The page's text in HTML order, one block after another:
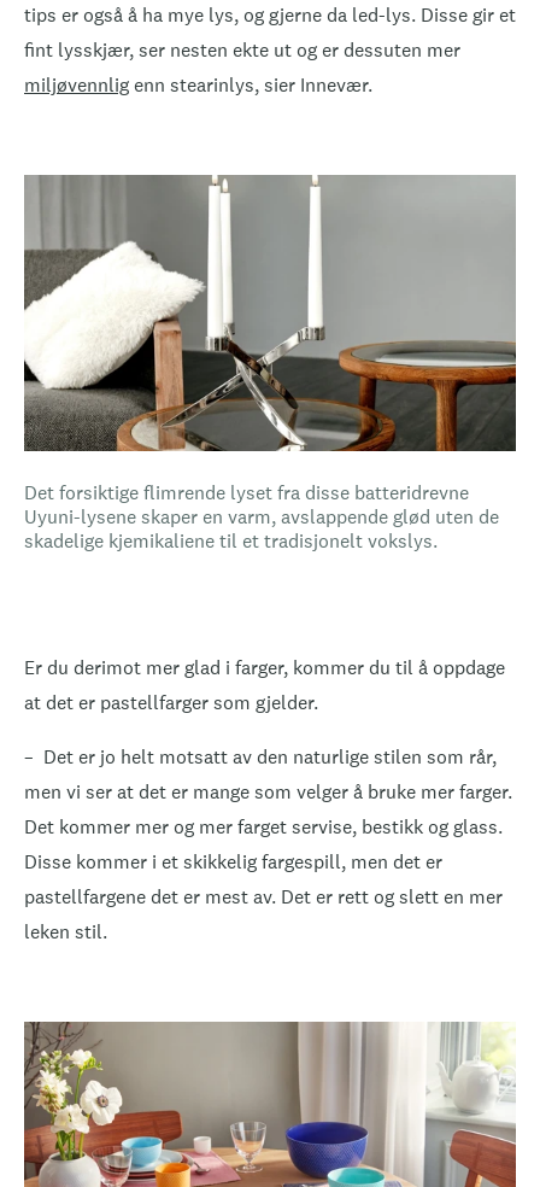
tips er også å ha mye lys, og gjerne da led-lys. Disse gir et
fint lysskjær, ser nesten ekte ut og er dessuten mer
miljøvennlig enn stearinlys, sier Innevær.
Det forsiktige flimrende lyset fra disse batteridrevne
Uyuni-lysene skaper en varm, avslappende glød uten de
skadelige kjemikaliene til et tradisjonelt vokslys.
Er du derimot mer glad i farger, kommer du til å oppdage
at det er pastellfarger som gjelder.
– Det er jo helt motsatt av den naturlige stilen som rår,
men vi ser at det er mange som velger å bruke mer farger.
Det kommer mer og mer farget servise, bestikk og glass.
Disse kommer i et skikkelig fargespill, men det er
pastellfargene det er mest av. Det er rett og slett en mer
leken stil.